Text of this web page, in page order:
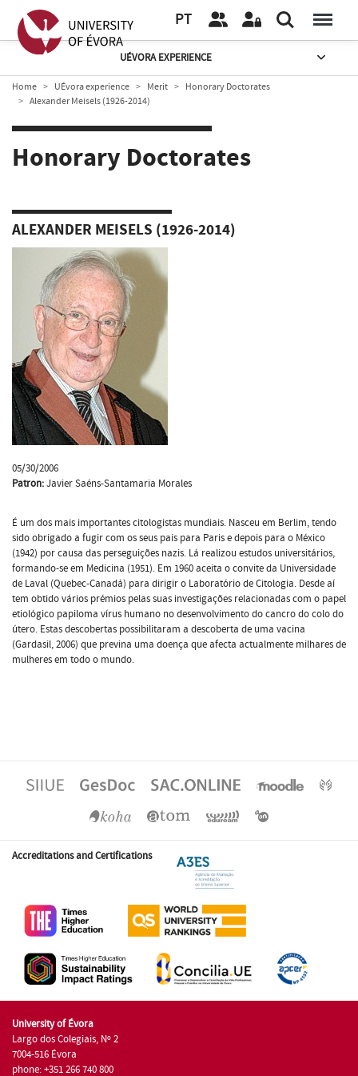
PT
UÉVORA EXPERIENCE
Home UÉvora experience Merit
Honorary Doctorates
Alexander Meisels (1926-2014)
Honorary Doctorates
ALEXANDER MEISELS (1926-2014)
05/30/2006
Patron:Javier Saéns-Santamaria Morales
É um dos mais importantes citologistas mundiais. Nasceu em Berlim, tendo
sido obrigado a fugir com os seus pais para Paris e depois para o México
(1942) por causa das perseguições nazis. Lá realizou estudos universitários,
formando-se em Medicina (1951). Em 1960 aceita o convite da Universidade
de Laval (Quebec-Canadá) para dirigir o Laboratório de Citologia. Desde aí
tem obtido vários prémios pelas suas investigações relacionadas com o papel
etiológico papiloma vírus humano no desenvolvimento do cancro do colo do
útero. Estas descobertas possibilitaram a descoberta de uma vacina
(Gardasil, 2006) que previna uma doença que afecta actualmente milhares de
mulheres em todo o mundo.
Accreditations and Certifications
University of Évora
Largo dos Colegiais, Nº 2
7004-516 Évora
phone: +351 266 740 800